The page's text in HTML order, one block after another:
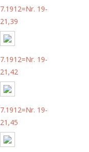
7.1912=Nr. 19-
21,39
7.1912=Nr. 19-
21,42
7.1912=Nr. 19-
21,45